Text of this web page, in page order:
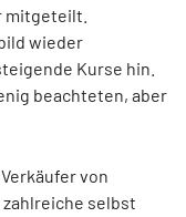
mitgeteilt.
wieder
Kurse hin.
beachteten, aber
von
selbst